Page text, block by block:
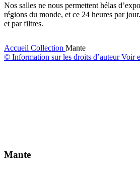
Nos salles ne nous permettent hélas
régions du monde, et ce 24 heures par
et par filtres.
Accueil Collection Mante
© Information sur les droits d’auteurVoir
Mante